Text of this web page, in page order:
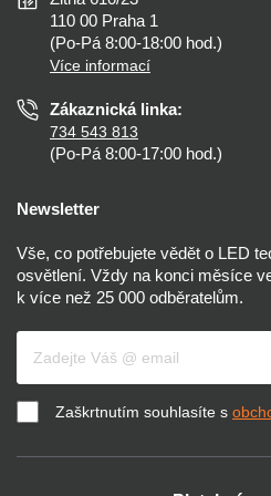
Než koupíte
Osvětlení dle místnosti
Zásady ochrany soukromí
Nastavení cookies
Prohlášení o přístupnosti
110 00 Praha 1
(Po-Pá 8:00-18:00 hod.)
Více informací
Zákaznická linka:
734 543 813
(Po-Pá 8:00-17:00 hod.)
Newsletter
Vše, co potřebujete vědět o LED
osvětlení. Vždy na konci měsíce
k více než 25 000 odběratelům.
Zaškrtnutím souhlasíte s